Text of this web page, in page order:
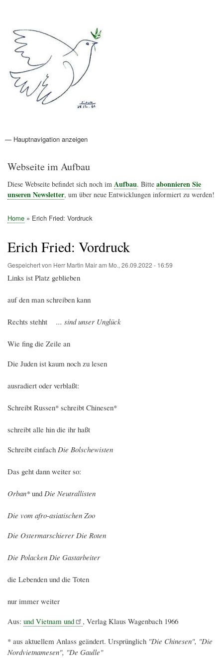
Hauptnavigation
— Hauptnavigation anzeigen
Aktionen
Friedensbewegung
Friedensprojekte
Home
Konflikte
Links
Narichtenlinks
News
Politik
Termine
Texte
Kunst
Friedensexperten
Friedensforschung
Friedensinitiativen
Friedensnachrichten
Webseite im Aufbau
Diese Webseite befindet sich noch im Aufbau. Bitte abonnieren Sie
unseren Newsletter, um über neue Entwicklungen informiert zu werden!
Home Erich Fried: Vordruck
Erich Fried: Vordruck
Gespeichert von Herr Martin Mairam Mo., 26.09.2022 - 16:59
Links ist Platz geblieben
auf den man schreiben kann
Rechts stehht ... sind unser Unglück
Wie fing die Zeile an
Die Juden ist kaum noch zu lesen
ausradiert oder verblaßt:
Schreibt Russen* schreibt Chinesen*
schreibt alle hin die ihr haßt
Schreibt einfach Die Bolschewisten
Das geht dann weiter so:
Orban*und Die Neutrallisten
Die vom afro-asiatischen Zoo
Die Ostermarschierer Die Roten
Die Polacken Die Gastarbeiter
die Lebenden und die Toten
nur immer weiter
Aus: und Vietnam und
, Verlag Klaus Wagenbach 1966
* aus aktuellem Anlass geändert. Ursprünglich "Die Chinesen", "Die
Nordvietnamesen", "De Gaulle"